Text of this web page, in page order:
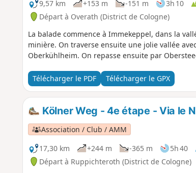
9,57 km
+153 m -151 m 3h 10
Départ à Overath (District de Cologne)
La balade commence à Immekeppel, dans la
minière. On traverse ensuite une jolie vallée
Oberkühlheim. On repasse ensuite par
Télécharger le PDF Télécharger le GPX
Kölner Weg - 4e étape - Via le
Association / Club / AMM
17,30 km
+244 m -365 m 5h 40
Départ à Ruppichteroth (District de Cologne)